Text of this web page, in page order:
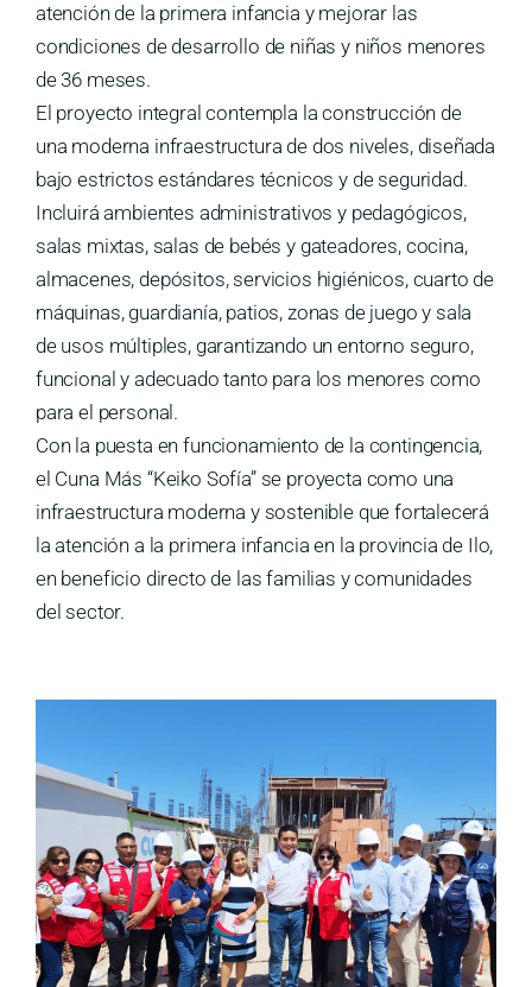
atención de la primera infancia y mejorar las
condiciones de desarrollo de niñas y niños menores
de 36 meses.
El proyecto integral contempla la construcción de
una moderna infraestructura de dos niveles, diseñada
bajo estrictos estándares técnicos y de seguridad.
Incluirá ambientes administrativos y pedagógicos,
salas mixtas, salas de bebés y gateadores, cocina,
almacenes, depósitos, servicios higiénicos, cuarto de
máquinas, guardianía, patios, zonas de juego y sala
de usos múltiples, garantizando un entorno seguro,
funcional y adecuado tanto para los menores como
para el personal.
Con la puesta en funcionamiento de la contingencia,
el Cuna Más “Keiko Sofía” se proyecta como una
infraestructura moderna y sostenible que fortalecerá
la atención a la primera infancia en la provincia de Ilo,
en beneficio directo de las familias y comunidades
del sector.